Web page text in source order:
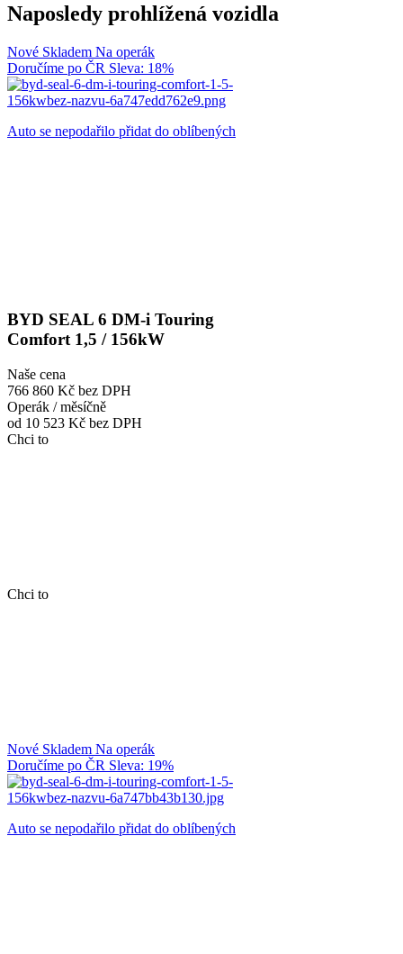
Naposledy prohlížená vozidla
Nové Skladem Na operák
Doručíme po ČR Sleva: 18%
Auto se nepodařilo přidat do oblíbených
BYD SEAL 6 DM-i Touring
Comfort 1,5 / 156kW
Naše cena
766 860 Kč bez DPH
Operák / měsíčně
od 10 523 Kč bez DPH
Chci to
Chci to
Nové Skladem Na operák
Doručíme po ČR Sleva: 19%
Auto se nepodařilo přidat do oblíbených